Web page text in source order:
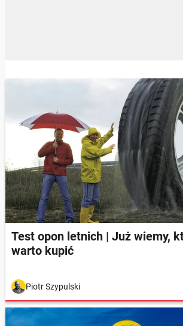
Test opon letnich | Już wiemy,
warto kupić
Piotr Szypulski